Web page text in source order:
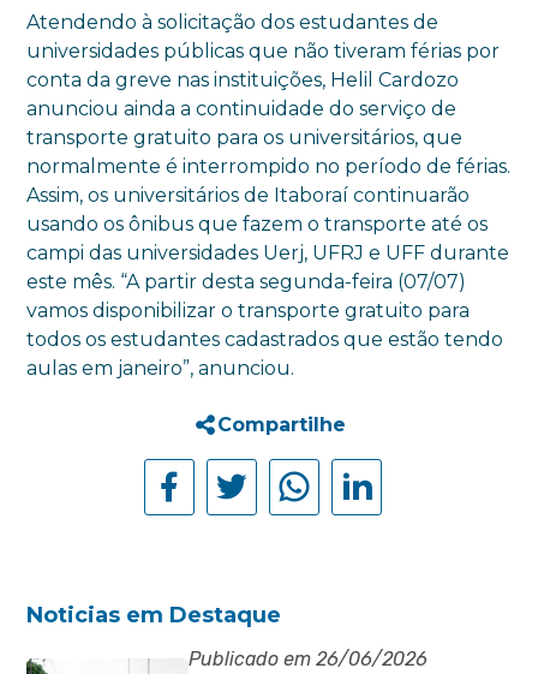
Atendendo à solicitação dos estudantes de
universidades públicas que não tiveram férias por
conta da greve nas instituições, Helil Cardozo
anunciou ainda a continuidade do serviço de
transporte gratuito para os universitários, que
normalmente é interrompido no período de férias.
Assim, os universitários de Itaboraí continuarão
usando os ônibus que fazem o transporte até os
campi das universidades Uerj, UFRJ e UFF durante
este mês. “A partir desta segunda-feira (07/07)
vamos disponibilizar o transporte gratuito para
todos os estudantes cadastrados que estão tendo
aulas em janeiro”, anunciou.
Compartilhe
Noticias em Destaque
Publicado em 26/06/2026